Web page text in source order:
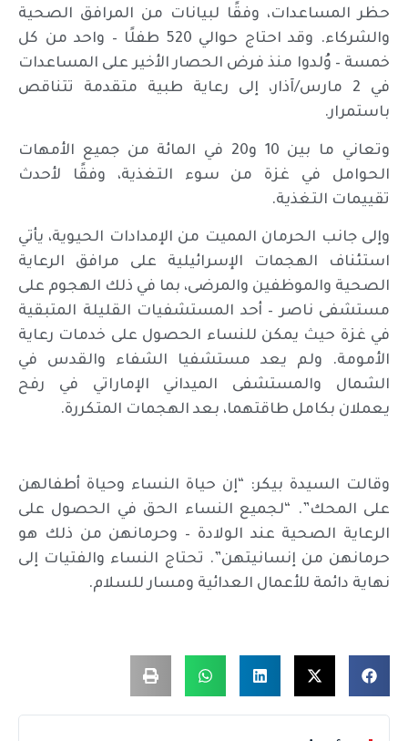
حظر المساعدات، وفقًا لبيانات من المرافق الصحية
والشركاء. وقد احتاج حوالي 520 طفلًا – واحد من كل
خمسة – وُلدوا منذ فرض الحصار الأخير على المساعدات
في 2 مارس/آذار، إلى رعاية طبية متقدمة تتناقص
باستمرار.
وتعاني ما بين 10 و20 في المائة من جميع الأمهات
الحوامل في غزة من سوء التغذية، وفقًا لأحدث
تقييمات التغذية.
وإلى جانب الحرمان المميت من الإمدادات الحيوية، يأتي
استئناف الهجمات الإسرائيلية على مرافق الرعاية
الصحية والموظفين والمرضى، بما في ذلك الهجوم على
مستشفى ناصر – أحد المستشفيات القليلة المتبقية
في غزة حيث يمكن للنساء الحصول على خدمات رعاية
الأمومة. ولم يعد مستشفيا الشفاء والقدس في
الشمال والمستشفى الميداني الإماراتي في رفح
يعملان بكامل طاقتهما، بعد الهجمات المتكررة.
وقالت السيدة بيكر: “إن حياة النساء وحياة أطفالهن
على المحك”. “لجميع النساء الحق في الحصول على
الرعاية الصحية عند الولادة – وحرمانهن من ذلك هو
حرمانهن من إنسانيتهن”. تحتاج النساء والفتيات إلى
نهاية دائمة للأعمال العدائية ومسار للسلام.